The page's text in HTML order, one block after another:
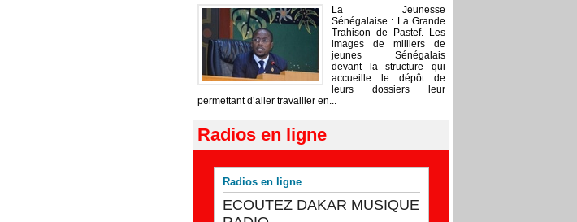
La Jeunesse
Sénégalaise : La Grande
Trahison de Pastef. Les
images de milliers de
jeunes Sénégalais
devant la structure qui
accueille le dépôt de
leurs dossiers leur
permettant d’aller travailler en...
Radios en ligne
Radios en ligne
ECOUTEZ DAKAR MUSIQUE